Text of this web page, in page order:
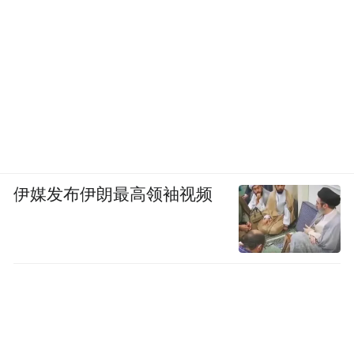
伊媒发布伊朗最高领袖视频